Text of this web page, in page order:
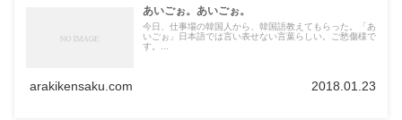
あいごぉ。あいごぉ。
今日、仕事場の韓国人から、韓国語教えてもらった。「あ
いごぉ」日本語では言い表せない言葉らしい。ご愁傷様で
す。...
arakikensaku.com 2018.01.23